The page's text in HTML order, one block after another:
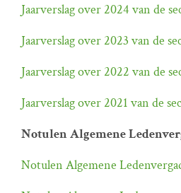
Jaarverslag over 2024 van de
Jaarverslag over 2023 van de
Jaarverslag over 2022 van de
Jaarverslag over 2021 van de
Notulen Algemene
Notulen Algemene